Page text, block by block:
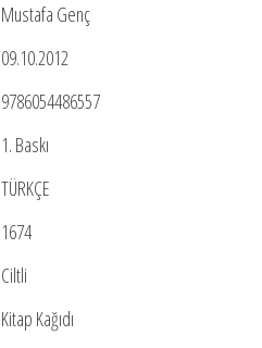
Mustafa Genç
09.10.2012
9786054486557
1. Baskı
TÜRKÇE
1674
Ciltli
Kitap Kağıdı